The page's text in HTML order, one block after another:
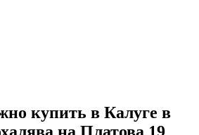
купить в Калуге в